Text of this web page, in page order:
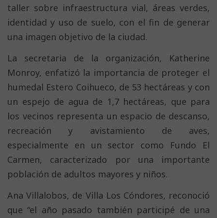
taller sobre infraestructura vial, áreas verdes,
identidad y uso de suelo, con el fin de generar
una imagen objetivo de la ciudad.
La secretaria de la organización, Katherine
Monroy, enfatizó la importancia de proteger el
humedal Estero Coihueco, de 53 hectáreas y con
un espejo de agua de 1,7 hectáreas, que para
los vecinos representa un espacio de descanso,
recreación y avistamiento de aves,
especialmente en un sector como Fundo El
Carmen, caracterizado por una importante
población de adultos mayores y niños.
Ana Villalobos, de Villa Los Cóndores, reconoció
que “el año pasado también participé de una